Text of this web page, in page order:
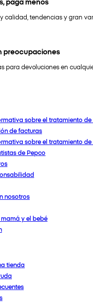
calidad, tendencias y gran
preocupaciones
para devoluciones en
sobre el tratamiento
de facturas
sobre el tratamiento
de Pepco
nosotros
y el bebé
tienda